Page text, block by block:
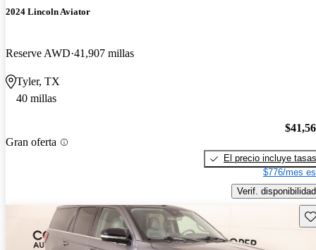
2024 Lincoln Aviator
Reserve AWD 41,907 millas
Tyler, TX
40 millas
Gran oferta
El precio incluye tasas
$776/mes
Verif. disponibilidad